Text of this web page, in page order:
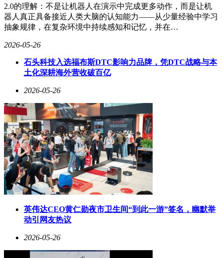
和制程上而非光或电的层面。如果新材料能够在物理层面突破
电传输的瓶颈，光的角色可能会被重新定义。
工程路径的选择也面临挑战。奇点光子采用了“先解决当下算
力短缺问题”的策略，选择了工艺成熟且对客户更友好的技术
产业节点仍存在不确定性。超节点的协同效率不仅取决于单一
部件的性能提升，还取决于整个产业链上其他环节的同步推
尽管如此，谢崇进对奇点光子的未来充满信心。他认为，在
2027到2030年的窗口期内，光互连技术将发挥重要作用。而奇
点光子的目标正是在这一窗口期内将产品做出来、装进客户机
房并站稳市场。至于窗口期之后的发展，则取决于整个产业的
演进方向。
2.0的理解：不是让机器人在演示中完成更多动作，而是让机
器人真正具备接近人类大脑的认知能力——从少量经验中学习
抽象规律，在复杂环境中持续感知和记忆，并在…
2026-05-26
石头科技入选福布斯DTC影响力品牌，凭DTC战略与本
土化深耕海外营收破百亿
2026-05-26
英伟达CEO黄仁勋夜市卫生间“到此一游”签名，幽默举
动引网友热议
2026-05-26